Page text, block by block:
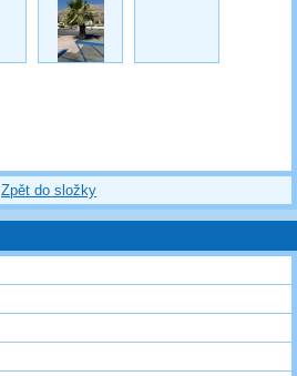
Zpět do složky